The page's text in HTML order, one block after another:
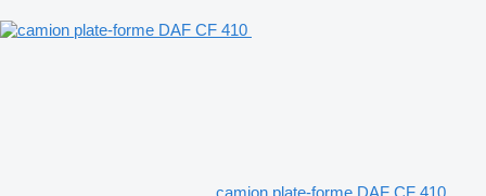
camion plate-forme DAF CF 410